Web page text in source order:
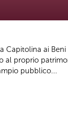
Capitolina ai
al proprio
pubblico...